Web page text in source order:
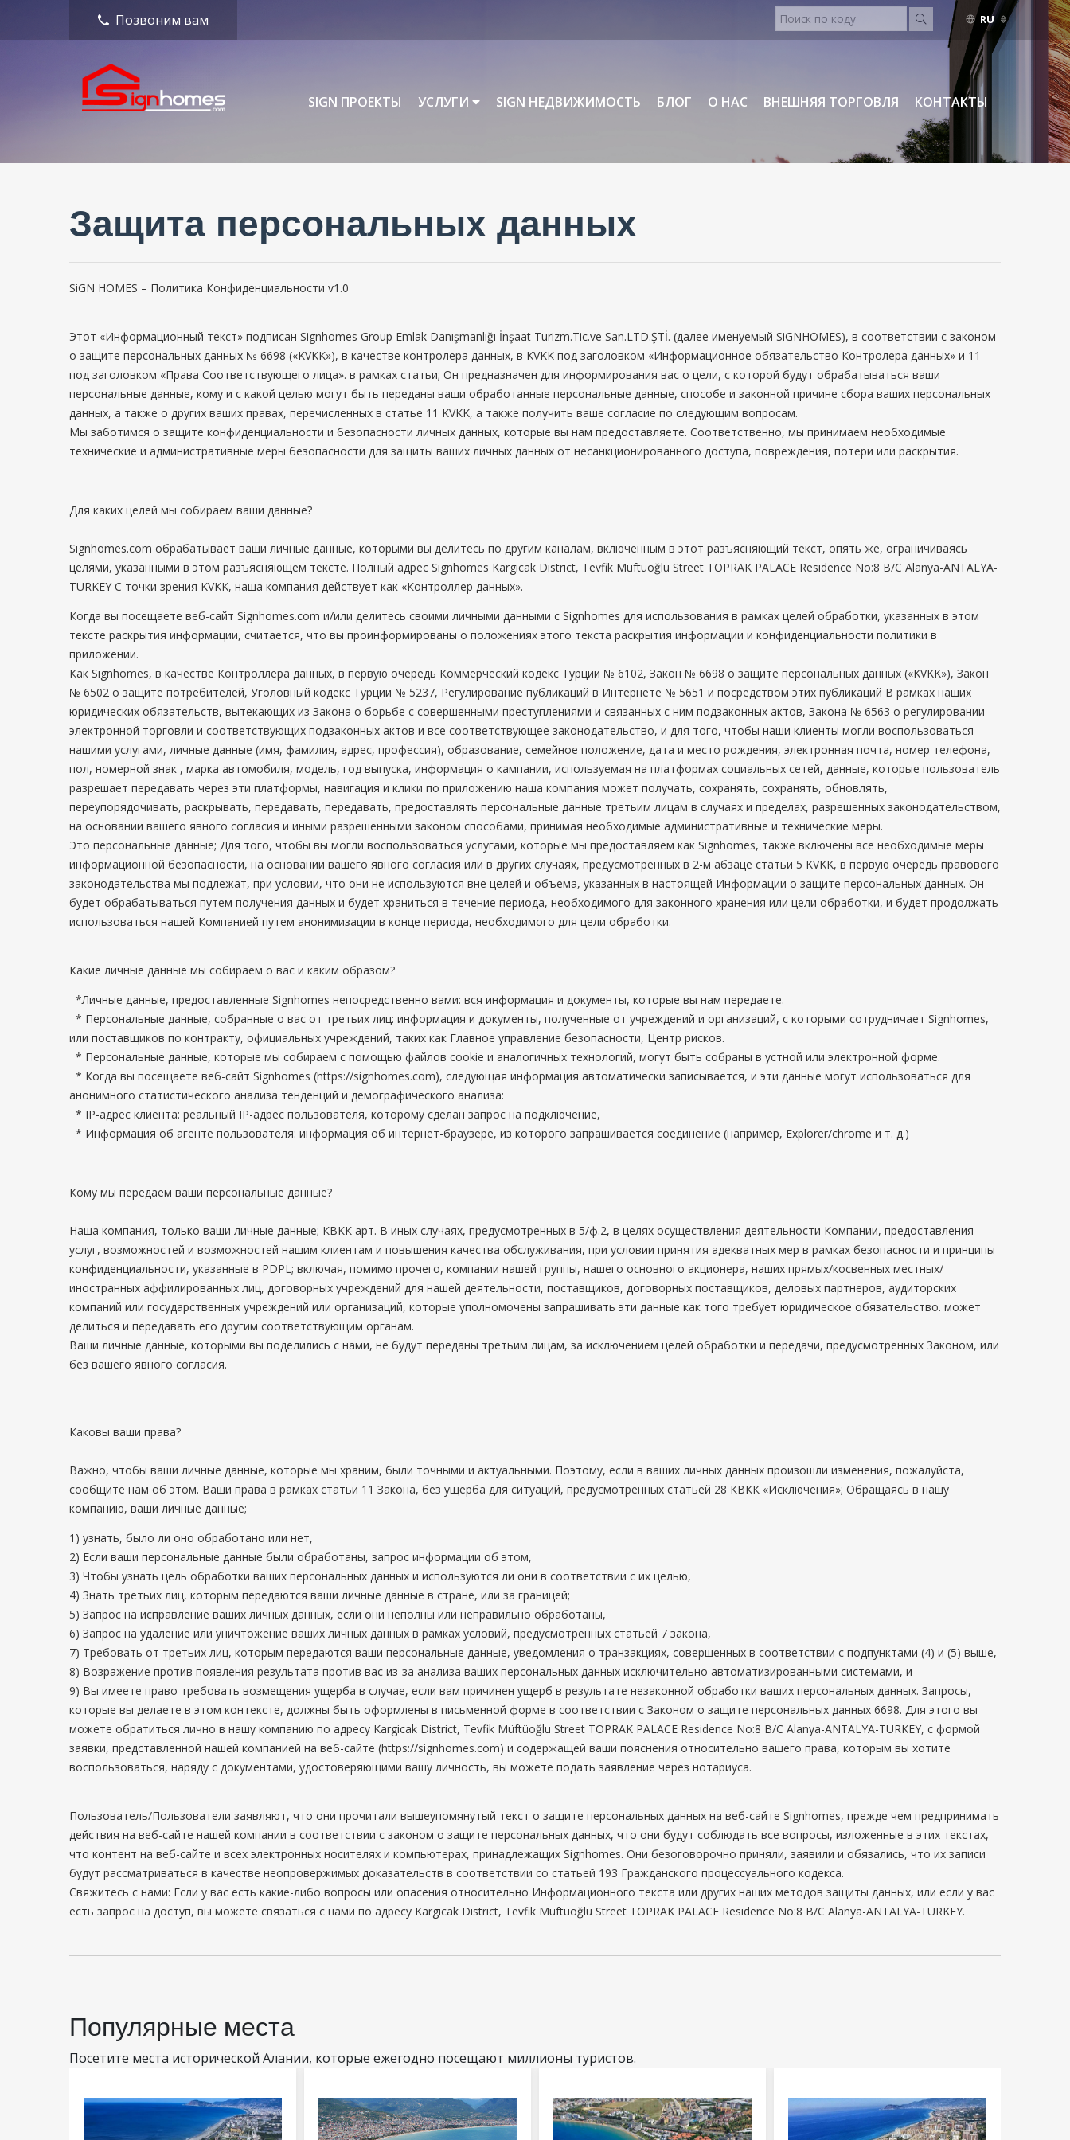
Позвоним вам RU
ENGLISH
SIGN ПРОЕКТЫ УСЛУГИ SIGN НЕДВИЖИМОСТЬ БЛОГ О НАС ВНЕШНЯЯ ТОРГОВЛЯ КОНТАКТЫ
Защита персональных данных
SiGN HOMES – Политика Конфиденциальности v1.0
Этот «Информационный текст» подписан Signhomes Group Emlak Danışmanlığı İnşaat Turizm.Tic.ve San.LTD.ŞTİ. (далее именуемый SiGNHOMES), в соответствии с законом
о защите персональных данных № 6698 («KVKK»), в качестве контролера данных, в KVKK под заголовком «Информационное обязательство Контролера данных» и 11
под заголовком «Права Соответствующего лица». в рамках статьи; Он предназначен для информирования вас о цели, с которой будут обрабатываться ваши
персональные данные, кому и с какой целью могут быть переданы ваши обработанные персональные данные, способе и законной причине сбора ваших персональных
данных, а также о других ваших правах, перечисленных в статье 11 KVKK, а также получить ваше согласие по следующим вопросам.
Мы заботимся о защите конфиденциальности и безопасности личных данных, которые вы нам предоставляете. Соответственно, мы принимаем необходимые
технические и административные меры безопасности для защиты ваших личных данных от несанкционированного доступа, повреждения, потери или раскрытия.
Для каких целей мы собираем ваши данные?
Signhomes.com обрабатывает ваши личные данные, которыми вы делитесь по другим каналам, включенным в этот разъясняющий текст, опять же, ограничиваясь
целями, указанными в этом разъясняющем тексте. Полный адрес Signhomes Kargicak District, Tevfik Müftüoğlu Street TOPRAK PALACE Residence No:8 B/C Alanya-ANTALYA-
TURKEY С точки зрения KVKK, наша компания действует как «Контроллер данных».
Когда вы посещаете веб-сайт Signhomes.com и/или делитесь своими личными данными с Signhomes для использования в рамках целей обработки, указанных в этом
тексте раскрытия информации, считается, что вы проинформированы о положениях этого текста раскрытия информации и конфиденциальности политики в
приложении.
Как Signhomes, в качестве Контроллера данных, в первую очередь Коммерческий кодекс Турции № 6102, Закон № 6698 о защите персональных данных («KVKK»), Закон
№ 6502 о защите потребителей, Уголовный кодекс Турции № 5237, Регулирование публикаций в Интернете № 5651 и посредством этих публикаций В рамках наших
юридических обязательств, вытекающих из Закона о борьбе с совершенными преступлениями и связанных с ним подзаконных актов, Закона № 6563 о регулировании
электронной торговли и соответствующих подзаконных актов и все соответствующее законодательство, и для того, чтобы наши клиенты могли воспользоваться
нашими услугами, личные данные (имя, фамилия, адрес, профессия), образование, семейное положение, дата и место рождения, электронная почта, номер телефона,
пол, номерной знак , марка автомобиля, модель, год выпуска, информация о кампании, используемая на платформах социальных сетей, данные, которые пользователь
разрешает передавать через эти платформы, навигация и клики по приложению наша компания может получать, сохранять, сохранять, обновлять,
переупорядочивать, раскрывать, передавать, передавать, предоставлять персональные данные третьим лицам в случаях и пределах, разрешенных законодательством,
на основании вашего явного согласия и иными разрешенными законом способами, принимая необходимые административные и технические меры.
Это персональные данные; Для того, чтобы вы могли воспользоваться услугами, которые мы предоставляем как Signhomes, также включены все необходимые меры
информационной безопасности, на основании вашего явного согласия или в других случаях, предусмотренных в 2-м абзаце статьи 5 KVKK, в первую очередь правового
законодательства мы подлежат, при условии, что они не используются вне целей и объема, указанных в настоящей Информации о защите персональных данных. Он
будет обрабатываться путем получения данных и будет храниться в течение периода, необходимого для законного хранения или цели обработки, и будет продолжать
использоваться нашей Компанией путем анонимизации в конце периода, необходимого для цели обработки.
Какие личные данные мы собираем о вас и каким образом?
*Личные данные, предоставленные Signhomes непосредственно вами: вся информация и документы, которые вы нам передаете.
* Персональные данные, собранные о вас от третьих лиц: информация и документы, полученные от учреждений и организаций, с которыми сотрудничает Signhomes,
или поставщиков по контракту, официальных учреждений, таких как Главное управление безопасности, Центр рисков.
* Персональные данные, которые мы собираем с помощью файлов cookie и аналогичных технологий, могут быть собраны в устной или электронной форме.
* Когда вы посещаете веб-сайт Signhomes (https://signhomes.com), следующая информация автоматически записывается, и эти данные могут использоваться для
анонимного статистического анализа тенденций и демографического анализа:
* IP-адрес клиента: реальный IP-адрес пользователя, которому сделан запрос на подключение,
* Информация об агенте пользователя: информация об интернет-браузере, из которого запрашивается соединение (например, Explorer/chrome и т. д.)
Кому мы передаем ваши персональные данные?
Наша компания, только ваши личные данные; КВКК арт. В иных случаях, предусмотренных в 5/ф.2, в целях осуществления деятельности Компании, предоставления
услуг, возможностей и возможностей нашим клиентам и повышения качества обслуживания, при условии принятия адекватных мер в рамках безопасности и принципы
конфиденциальности, указанные в PDPL; включая, помимо прочего, компании нашей группы, нашего основного акционера, наших прямых/косвенных местных/
иностранных аффилированных лиц, договорных учреждений для нашей деятельности, поставщиков, договорных поставщиков, деловых партнеров, аудиторских
компаний или государственных учреждений или организаций, которые уполномочены запрашивать эти данные как того требует юридическое обязательство. может
делиться и передавать его другим соответствующим органам.
Ваши личные данные, которыми вы поделились с нами, не будут переданы третьим лицам, за исключением целей обработки и передачи, предусмотренных Законом, или
без вашего явного согласия.
Каковы ваши права?
Важно, чтобы ваши личные данные, которые мы храним, были точными и актуальными. Поэтому, если в ваших личных данных произошли изменения, пожалуйста,
сообщите нам об этом. Ваши права в рамках статьи 11 Закона, без ущерба для ситуаций, предусмотренных статьей 28 КВКК «Исключения»; Обращаясь в нашу
компанию, ваши личные данные;
1) узнать, было ли оно обработано или нет,
2) Если ваши персональные данные были обработаны, запрос информации об этом,
3) Чтобы узнать цель обработки ваших персональных данных и используются ли они в соответствии с их целью,
4) Знать третьих лиц, которым передаются ваши личные данные в стране, или за границей;
5) Запрос на исправление ваших личных данных, если они неполны или неправильно обработаны,
6) Запрос на удаление или уничтожение ваших личных данных в рамках условий, предусмотренных статьей 7 закона,
7) Требовать от третьих лиц, которым передаются ваши персональные данные, уведомления о транзакциях, совершенных в соответствии с подпунктами (4) и (5) выше,
8) Возражение против появления результата против вас из-за анализа ваших персональных данных исключительно автоматизированными системами, и
9) Вы имеете право требовать возмещения ущерба в случае, если вам причинен ущерб в результате незаконной обработки ваших персональных данных. Запросы,
которые вы делаете в этом контексте, должны быть оформлены в письменной форме в соответствии с Законом о защите персональных данных 6698. Для этого вы
можете обратиться лично в нашу компанию по адресу Kargicak District, Tevfik Müftüoğlu Street TOPRAK PALACE Residence No:8 B/C Alanya-ANTALYA-TURKEY, с формой
заявки, представленной нашей компанией на веб-сайте (https://signhomes.com) и содержащей ваши пояснения относительно вашего права, которым вы хотите
воспользоваться, наряду с документами, удостоверяющими вашу личность, вы можете подать заявление через нотариуса.
Пользователь/Пользователи заявляют, что они прочитали вышеупомянутый текст о защите персональных данных на веб-сайте Signhomes, прежде чем предпринимать
действия на веб-сайте нашей компании в соответствии с законом о защите персональных данных, что они будут соблюдать все вопросы, изложенные в этих текстах,
что контент на веб-сайте и всех электронных носителях и компьютерах, принадлежащих Signhomes. Они безоговорочно приняли, заявили и обязались, что их записи
будут рассматриваться в качестве неопровержимых доказательств в соответствии со статьей 193 Гражданского процессуального кодекса.
Свяжитесь с нами: Если у вас есть какие-либо вопросы или опасения относительно Информационного текста или других наших методов защиты данных, или если у вас
есть запрос на доступ, вы можете связаться с нами по адресу Kargicak District, Tevfik Müftüoğlu Street TOPRAK PALACE Residence No:8 B/C Alanya-ANTALYA-TURKEY.
Популярные места
Посетите места исторической Алании, которые ежегодно посещают миллионы туристов.